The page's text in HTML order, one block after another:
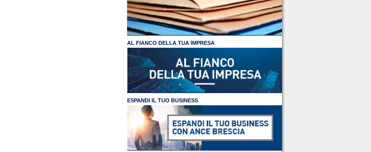
AL FIANCO DELLA TUA IMPRESA
ESPANDI IL TUO BUSINESS